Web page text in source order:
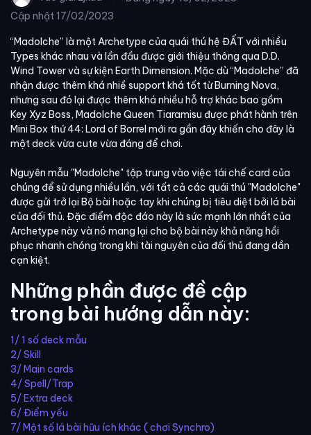
Cập nhật 17/02/2023
“Madolche” là một Archetype của quái thú hệ ĐẤT với nhiều
Types khác nhau và lần đầu được giới thiệu thông qua D.D.
Wind Tower và sự kiện Earth Dimension. Mặc dù “Madolche” đã
nhận được thêm khá nhiề support khá tốt từ Burning Nova,
nhưng sau đó lại được thêm khá nhiều hỗ trợ khác bao gồm
Key Xyz Boss, Madolche Queen Tiaramisu được phát hành trên
Mini Box thứ 44: Lord of Borrel mới ra gần đây khiến cho đây là
một deck vừa cute vừa đáng để chơi.
Nguyên mẫu "Madolche" tập trung vào việc tái chế card của
chúng để sử dụng nhiều lần, với tất cả các quái thú "Madolche"
được gửi trở lại Bộ bài hoặc tay khi chúng bị tiêu diệt bởi lá bài
của đối thủ. Đặc điểm độc đáo này là sức mạnh lớn nhất của
Archetype này và nó mang lại cho bộ bài này khả năng hồi
phục nhanh chóng trong khi tài nguyên của đối thủ đang dần
cạn kiệt.
Những phần được đề cập
trong bài hướng dẫn này:
1/ 1 số deck mẫu
2/ Skill
3/ Main cards
4/ Spell/Trap
5/ Extra deck
6/ Điểm yếu
7/ Một số lá bài hữu ích khác ( chơi Synchro)